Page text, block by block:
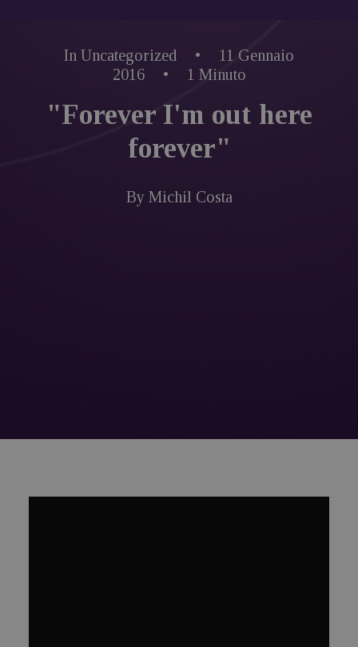
In Uncategorized •
11 Gennaio
2016
• 1 Minuto
"Forever I'm out here
forever"
By Michil Costa